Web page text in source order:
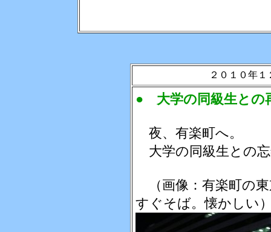
２０１０年
● 大学の同級生との
夜、有楽町へ。
大学の同級生との
（画像：有楽町の
すぐそば。懐かしい